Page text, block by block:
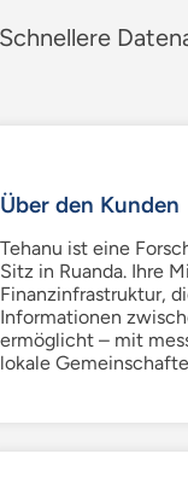
Schnellere
Über den Kunden
Tehanu ist eine
Sitz in Ruanda. Ihre
Finanzinfrastruktur,
Informationen
ermöglicht – mit
lokale